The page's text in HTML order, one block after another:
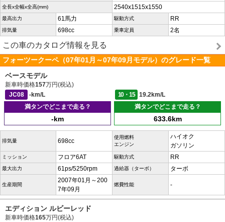
全長x全幅x全高(mm) 2540x1515x1550
最高出力 61馬力 駆動方式 RR
排気量 698cc 乗車定員 2名
この車のカタログ情報を見る
フォーツークーペ（07年01月～07年09月モデル）のグレード一覧
ベースモデル
新車時価格157万円(税込)
JC08
-km/L 10・15
19.2km/L
満タンでどこまで走る？
-km
満タンでどこまで走る？
633.6km
排気量 698cc
使用燃料
エンジン
ハイオク
ガソリン
ミッション フロア6AT 駆動方式 RR
最大出力 61ps/5250rpm 過給器（ターボ） ターボ
生産期間
2007年01月～200
7年09月
燃費性能 -
エディション ルビーレッド
新車時価格165万円(税込)